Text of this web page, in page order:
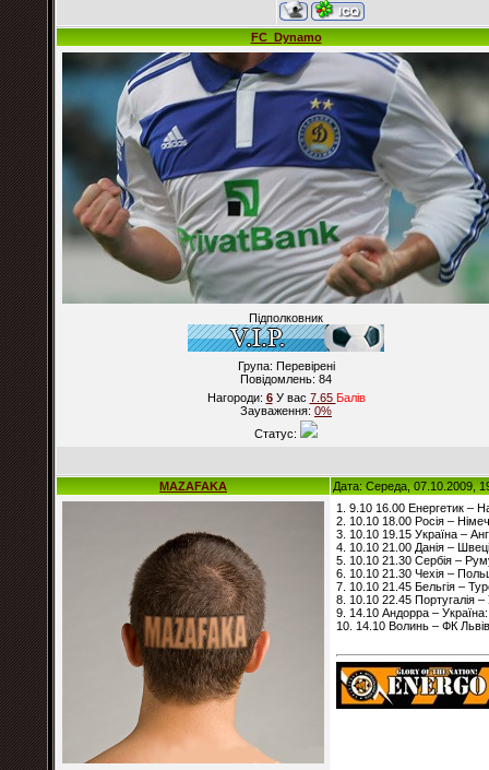
FC_Dynamo
Підполковник
Група: Перевірені
Повідомлень: 84
Нагороди: 6У вас 7.65 Балiв
Зауваження: 0%
Статус:
MAZAFAKA Дата: Середа, 07.10.2009,
1. 9.10 16.00 Енергетик –
2. 10.10 18.00 Росія –
3. 10.10 19.15 Україна –
4. 10.10 21.00 Данія –
5. 10.10 21.30 Сербія –
6. 10.10 21.30 Чехія –
7. 10.10 21.45 Бельгія –
8. 10.10 22.45 Португалія
9. 14.10 Андорра –
10. 14.10 Волинь – ФК